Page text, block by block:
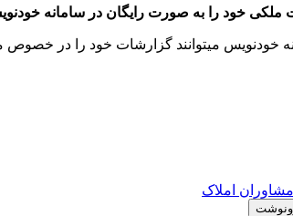
ملکی خود را به صورت رایگان در سامانه
خودنویس میتوانند گزارشات خود را در
مشاوران املاک